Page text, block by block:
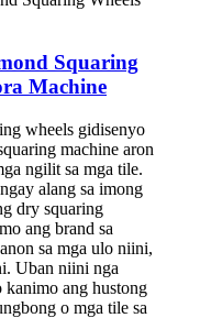
Squaring
Machine
wheels gidisenyo
machine aron
ngilit sa mga tile.
alang sa imong
dry squaring
ang brand sa
sa mga ulo niini,
Uban niini nga
kanimo ang hustong
o mga tile sa